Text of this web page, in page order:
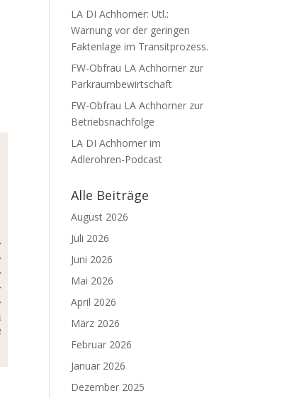
LA DI Achhorner: Utl.:
Warnung vor der geringen
Faktenlage im Transitprozess.
FW-Obfrau LA Achhorner zur
Parkraumbewirtschaft
FW-Obfrau LA Achhorner zur
Betriebsnachfolge
LA DI Achhorner im
Adlerohren-Podcast
Alle Beiträge
August 2026
Juli 2026
Juni 2026
Mai 2026
April 2026
März 2026
Februar 2026
Januar 2026
Dezember 2025